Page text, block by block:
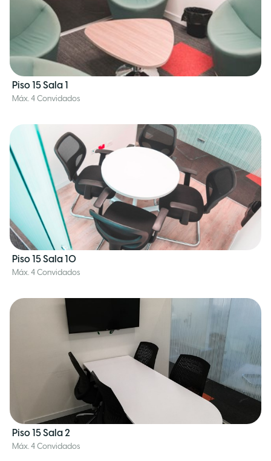
Piso 15 Sala 1
Máx. 4 Convidados
Piso 15 Sala 10
Máx. 4 Convidados
Piso 15 Sala 2
Máx. 4 Convidados